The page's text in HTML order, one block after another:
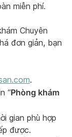
miễn phí.
Chuyên
đơn giản, bạn
.
“Phòng khám
gian phù hợp
được.